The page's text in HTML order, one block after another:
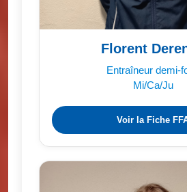
Florent
Entraîneur demi-
Mi/Ca/Ju
Voir la Fiche